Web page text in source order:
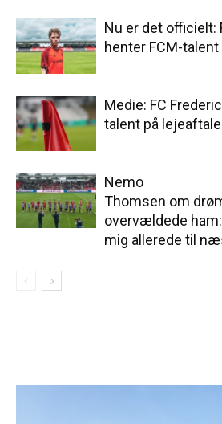
Nu er det officielt:
henter FCM-
Medie: FC
talent på lejeaftale
Nemo
Thomsen om
overvældede
mig allerede til